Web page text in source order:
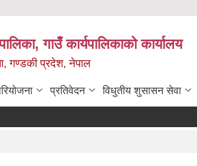
गाउँ कार्यपालिकाको कार्यालय
गण्डकी प्रदेश, नेपाल
प्रतिवेदन विधुतीय शुसासन सेवा